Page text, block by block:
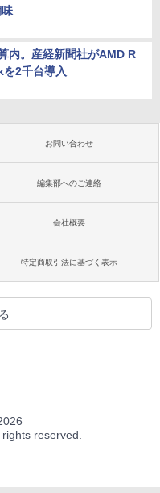
内。産経新聞社がAMD R
2千台導入
お問い合わせ
編集部へのご連絡
会社概要
特定商取引法に基づく表示
reserved.